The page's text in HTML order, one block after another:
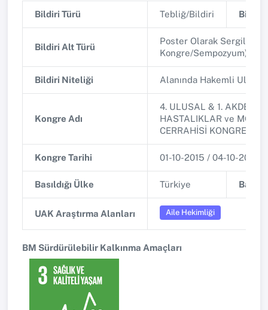
Bildiri Türü Tebliğ/Bildiri Bildiri
Bildiri Alt Türü
Poster Olarak
Kongre/Sempozyum)
Bildiri Niteliği Alanında Hakemli
Kongre Adı
4. ULUSAL & 1. AKDENİZ
HASTALIKLAR ve
CERRAHİSİ KONGRESİ
Kongre Tarihi 01-10-2015 / 04-10-2015
Basıldığı Ülke Türkiye
UAK Araştırma Alanları Aile Hekimliği
BM Sürdürülebilir Kalkınma Amaçları